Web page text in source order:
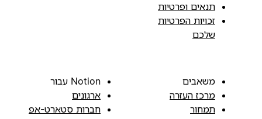
תנאים ופרטיות
זכויות הפרטיות
שלכם
משאבים
מרכז העזרה
תמחור
Notion עבור
ארגונים
חברות סטארט-אפ